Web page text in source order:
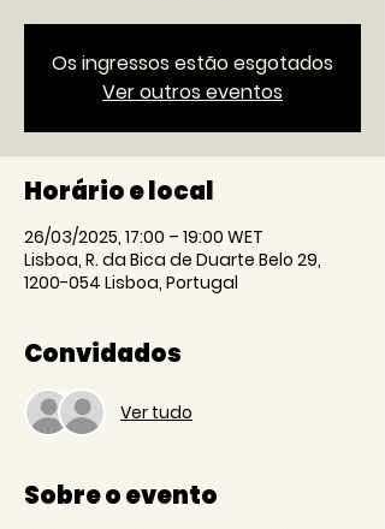
Os ingressos estão esgotados
Ver outros eventos
Horário e local
26/03/2025, 17:00 – 19:00 WET
Lisboa, R. da Bica de Duarte Belo 29,
1200-054 Lisboa, Portugal
Convidados
Ver tudo
Sobre o evento